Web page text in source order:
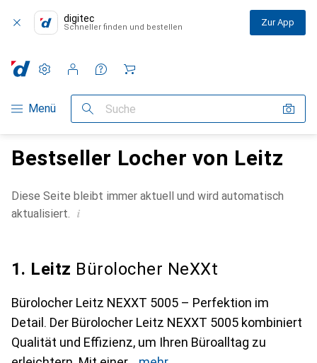
digitec
Schneller finden und bestellen Zur App
Navigation nach Kategorien
Menü Suche
Einstellungen
Kundenkonto
Vergleichslisten
Merklisten
Warenkorb
Bestseller Locher von Leitz
Diese Seite bleibt immer aktuell und wird automatisch
aktualisiert. i
1. Leitz Bürolocher NeXXt
Bürolocher Leitz NEXXT 5005 – Perfektion im
Detail. Der Bürolocher Leitz NEXXT 5005 kombiniert
Qualität und Effizienz, um Ihren Büroalltag zu